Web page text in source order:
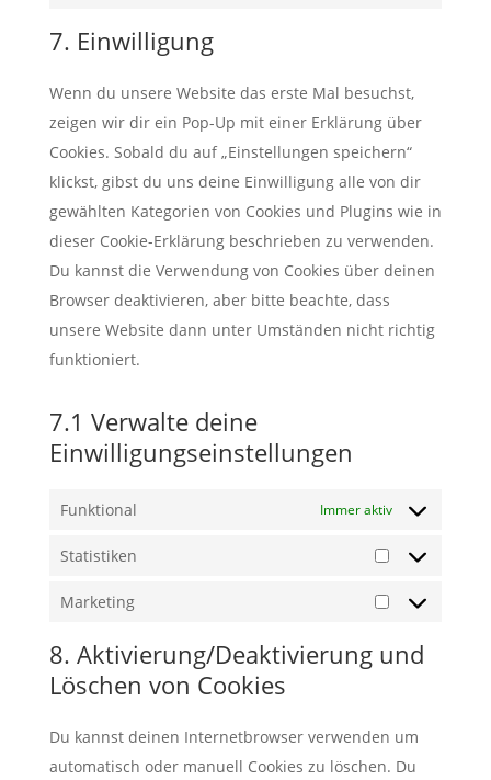
7. Einwilligung
Wenn du unsere Website das erste Mal besuchst,
zeigen wir dir ein Pop-Up mit einer Erklärung über
Cookies. Sobald du auf „Einstellungen speichern“
klickst, gibst du uns deine Einwilligung alle von dir
gewählten Kategorien von Cookies und Plugins wie in
dieser Cookie-Erklärung beschrieben zu verwenden.
Du kannst die Verwendung von Cookies über deinen
Browser deaktivieren, aber bitte beachte, dass
unsere Website dann unter Umständen nicht richtig
funktioniert.
7.1 Verwalte deine
Einwilligungseinstellungen
Funktional Immer aktiv
Statistiken
Statistiken
Marketing
Marketing
8. Aktivierung/Deaktivierung und
Löschen von Cookies
Du kannst deinen Internetbrowser verwenden um
automatisch oder manuell Cookies zu löschen. Du